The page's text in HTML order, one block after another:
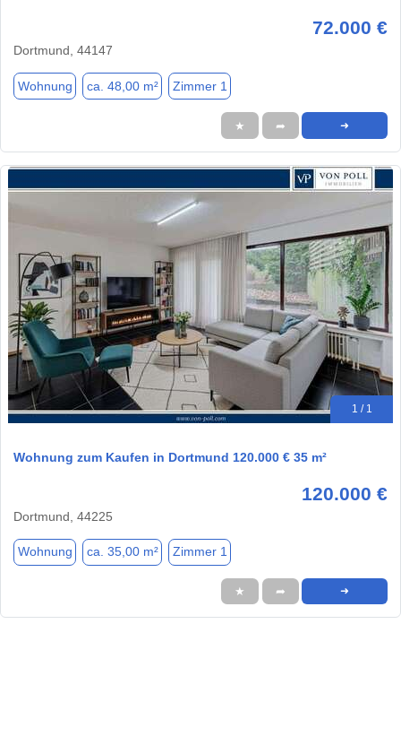
72.000 €
Dortmund, 44147
Wohnung ca. 48,00 m² Zimmer 1
★ ➦ ➜
1 / 1
Wohnung zum Kaufen in Dortmund 120.000 € 35 m²
120.000 €
Dortmund, 44225
Wohnung ca. 35,00 m² Zimmer 1
★ ➦ ➜